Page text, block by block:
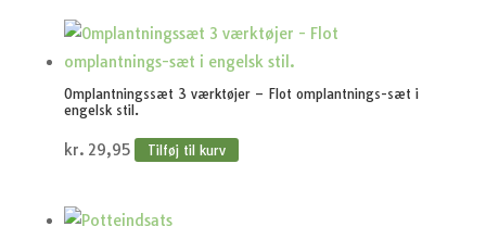
Omplantningssæt 3 værktøjer – Flot omplantnings-sæt i
engelsk stil.
kr. 29,95 Tilføj til kurv